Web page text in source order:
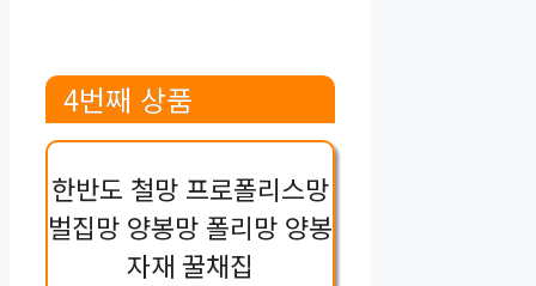
4번째 상품
한반도 철망 프로폴리스망
벌집망 양봉망 폴리망 양봉
자재 꿀채집